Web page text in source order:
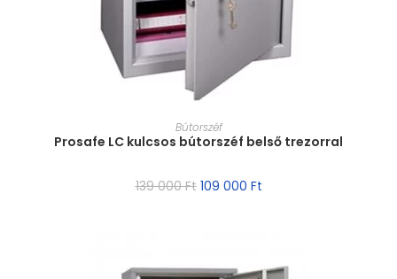
MÉRET VÁLASZTÁSA
Bútorszéf
Prosafe LC kulcsos bútorszéf belső trezorral
139 000Ft 109 000 Ft